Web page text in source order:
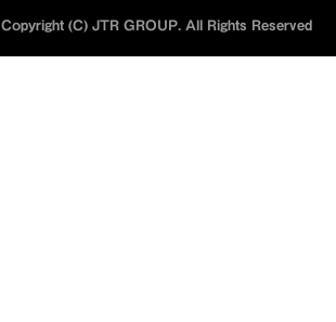
Copyright (C) JTR GROUP. All Rights Reserved